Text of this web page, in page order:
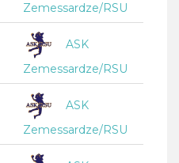
Zemessardze/RSU
ASK
Zemessardze/RSU
ASK
Zemessardze/RSU